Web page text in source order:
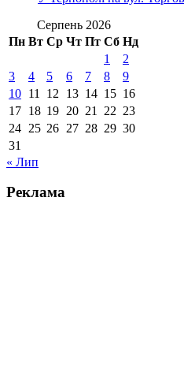
Серпень 2026
Пн Вт Ср Чт Пт Сб Нд
1
2
3
4 5 6 7 8
9
10 11 12 13 14 15 16
17 18 19 20 21 22 23
24 25 26 27 28 29 30
31
« Лип
Реклама